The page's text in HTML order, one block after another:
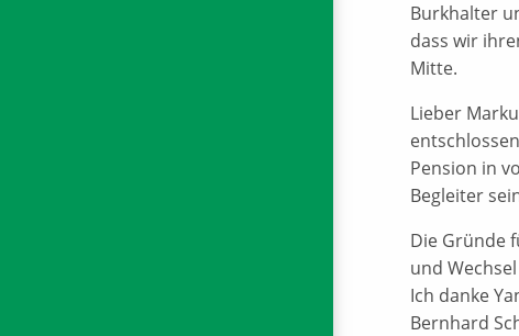
Burkhalter
dass wir
Mitte.
Lieber
Pension in
Begleiter
Die Gründe
und
Ich danke
Bernhard